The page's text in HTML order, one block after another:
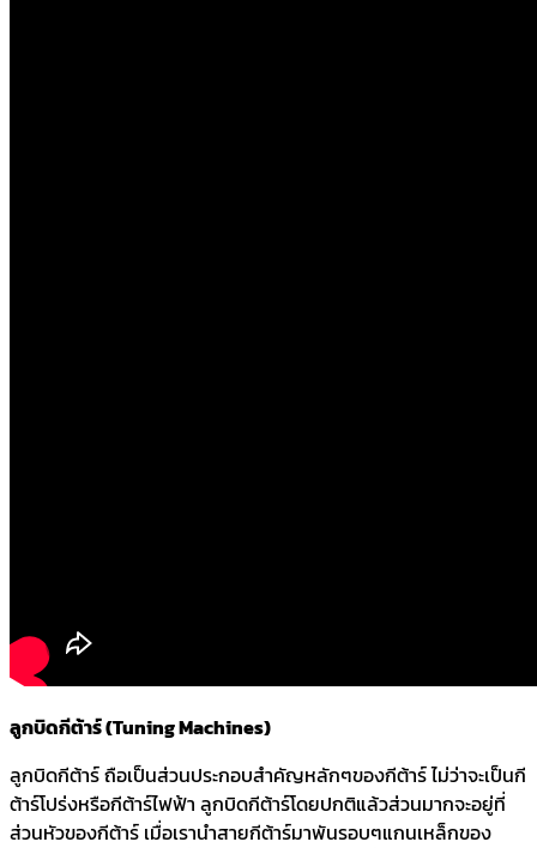
ลูกบิดกีต้าร์ (Tuning Machines)
ลูกบิดกีต้าร์ ถือเป็นส่วนประกอบสำคัญหลักๆของกีต้าร์ ไม่ว่าจะเป็นกี
ต้าร์โปร่งหรือกีต้าร์ไฟฟ้า ลูกบิดกีต้าร์โดยปกติแล้วส่วนมากจะอยู่ที่
ส่วนหัวของกีต้าร์ เมื่อเรานำสายกีต้าร์มาพันรอบๆแกนเหล็กของ